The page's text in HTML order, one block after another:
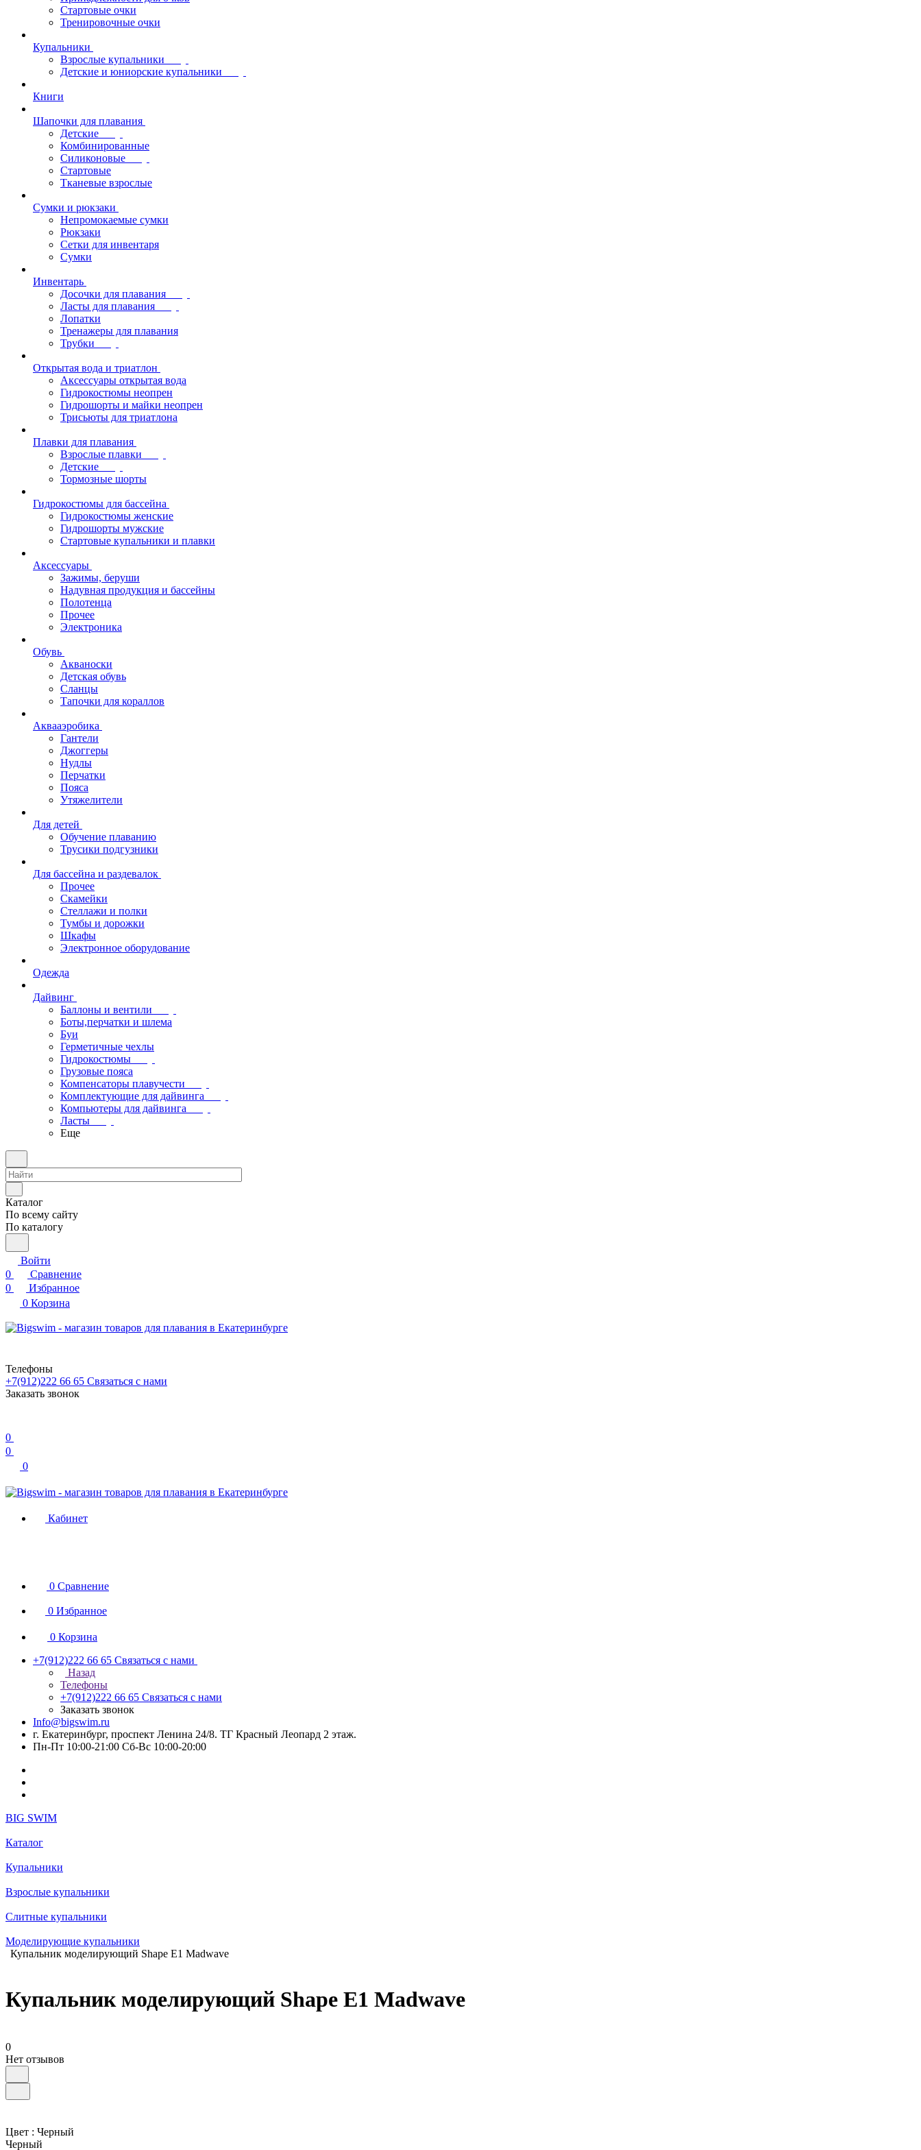
Стартовые очки
Тренировочные очки
Купальники
Взрослые купальники
Детские и юниорские купальники
Книги
Шапочки для плавания
Детские
Комбинированные
Силиконовые
Стартовые
Тканевые взрослые
Сумки и рюкзаки
Непромокаемые сумки
Рюкзаки
Сетки для инвентаря
Сумки
Инвентарь
Досочки для плавания
Ласты для плавания
Лопатки
Тренажеры для плавания
Трубки
Открытая вода и триатлон
Аксессуары открытая вода
Гидрокостюмы неопрен
Гидрошорты и майки неопрен
Трисьюты для триатлона
Плавки для плавания
Взрослые плавки
Детские
Тормозные шорты
Гидрокостюмы для бассейна
Гидрокостюмы женские
Гидрошорты мужские
Стартовые купальники и плавки
Аксессуары
Зажимы, беруши
Надувная продукция и бассейны
Полотенца
Прочее
Электроника
Обувь
Акваноски
Детская обувь
Сланцы
Тапочки для кораллов
Аквааэробика
Гантели
Джоггеры
Нудлы
Перчатки
Пояса
Утяжелители
Для детей
Обучение плаванию
Трусики подгузники
Для бассейна и раздевалок
Прочее
Скамейки
Стеллажи и полки
Тумбы и дорожки
Шкафы
Электронное оборудование
Одежда
Дайвинг
Баллоны и вентили
Боты,перчатки и шлема
Буи
Герметичные чехлы
Гидрокостюмы
Грузовые пояса
Компенсаторы плавучести
Комплектующие для дайвинга
Компьютеры для дайвинга
Ласты
Еще
Каталог
По всему сайту
По каталогу
Войти
0
Сравнение
0
Избранное
0 Корзина
Телефоны
+7(912)222 66 65 Связаться с нами
Заказать звонок
0
0
0
Кабинет
0 Сравнение
0 Избранное
0 Корзина
+7(912)222 66 65 Связаться с нами
Назад
Телефоны
+7(912)222 66 65 Связаться с нами
Заказать звонок
Info@bigswim.ru
г. Екатеринбург, проспект Ленина 24/8. ТГ Красный Леопард 2 этаж.
Пн-Пт 10:00-21:00 Сб-Вс 10:00-20:00
BIG SWIM
Каталог
Купальники
Взрослые купальники
Слитные купальники
Моделирующие купальники
Купальник моделирующий Shape E1 Madwave
Купальник моделирующий Shape E1 Madwave
0
Нет отзывов
Цвет : Черный
Черный